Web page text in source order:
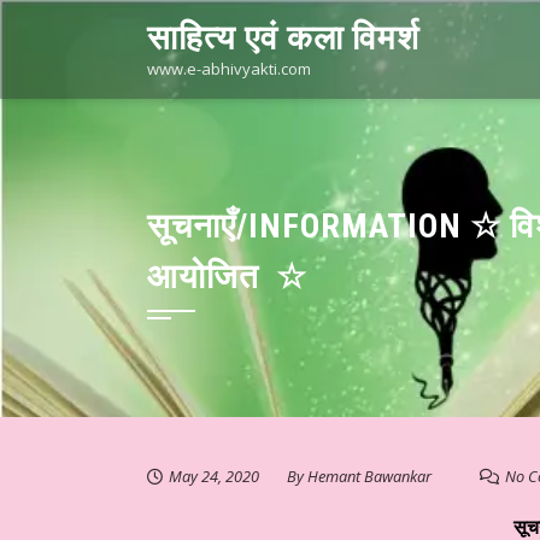
साहित्य एवं कला विमर्श
www.e-abhivyakti.com
सूचनाएँ/INFORMATION ☆
आयोजित ☆
May 24, 2020 ByHemant Bawankar No